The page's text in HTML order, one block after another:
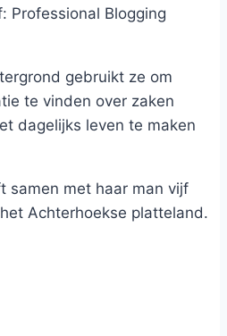
Professional Blogging
gebruikt ze om
te vinden over zaken
dagelijks leven te maken
samen met haar man vijf
Achterhoekse platteland.